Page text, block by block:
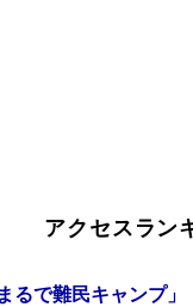
アクセスラン
まるで難民キャンプ